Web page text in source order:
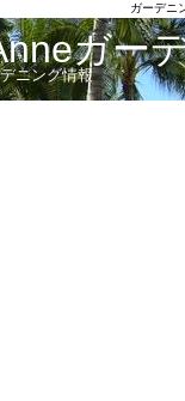
ガーデニ
ガー
ニング情報